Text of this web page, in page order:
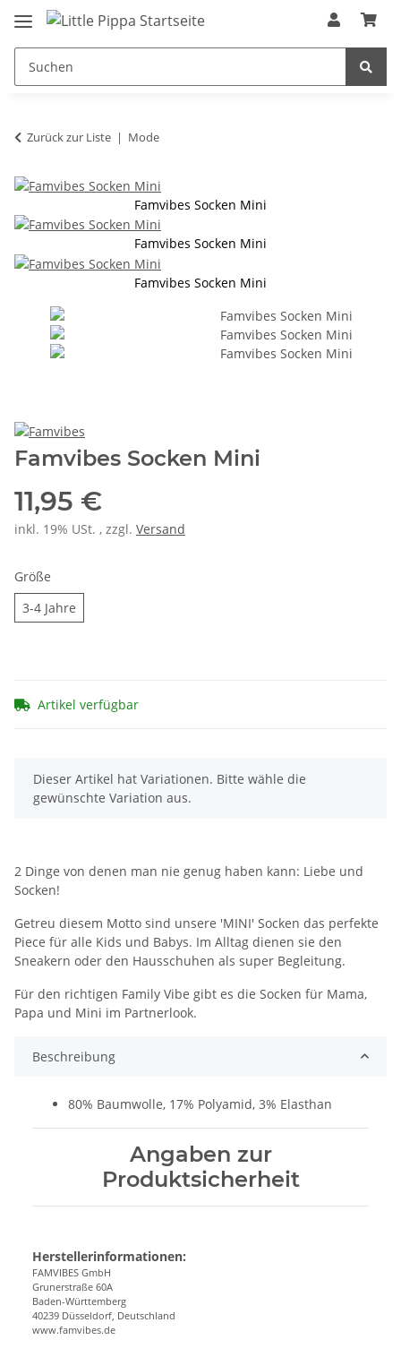
Zum Hauptinhalt springen
springen
Zurück zur Liste Mode
Famvibes Socken Mini
Famvibes Socken Mini
Famvibes Socken Mini
Famvibes Socken Mini
11,95 €
inkl. 19% USt. , zzgl. Versand
Größe
3-4 Jahre
Artikel verfügbar
x
Dieser Artikel hat Variationen. Bitte wähle die
gewünschte Variation aus.
2 Dinge von denen man nie genug haben kann: Liebe und
Socken!
Getreu diesem Motto sind unsere 'MINI' Socken das perfekte
Piece für alle Kids und Babys. Im Alltag dienen sie den
Sneakern oder den Hausschuhen als super Begleitung.
Für den richtigen Family Vibe gibt es die Socken für Mama,
Papa und Mini im Partnerlook.
Beschreibung
80% Baumwolle, 17% Polyamid, 3% Elasthan
Angaben zur
Produktsicherheit
Herstellerinformationen:
FAMVIBES GmbH
Grunerstraße 60A
Baden-Württemberg
40239 Düsseldorf, Deutschland
www.famvibes.de